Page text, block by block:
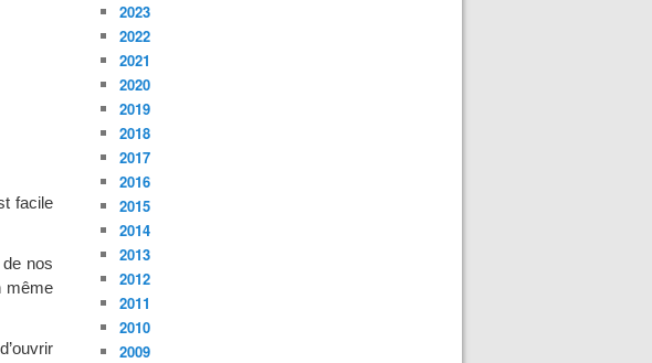
facile
nos
même
2023
2022
2021
2020
2019
2018
2017
2016
2015
2014
2013
2012
2011
2010
2009